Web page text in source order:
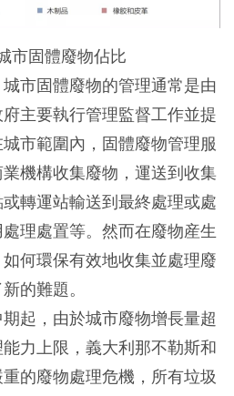
市固體廢物佔比
固體廢物的管理通常是由
主要執行管理監督工作並提
市範圍內，固體廢物管理服
機構收集廢物，運送到收集
轉運站輸送到最終處理或處
理處置等。然而在廢物産生
何環保有效地收集並處理廢
的難題。
起，由於城市廢物增長量超
力上限，義大利那不勒斯和
的廢物處理危機，所有垃圾